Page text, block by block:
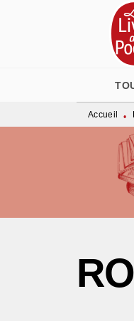
MENU
Accueil •